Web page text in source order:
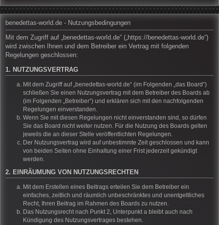
benedettas-world.de - Nutzungsbedingungen
Mit dem Zugriff auf „benedettas-world.de“ („https://benedettas-world.de“)
wird zwischen Ihnen und dem Betreiber ein Vertrag mit folgenden
Regelungen geschlossen:
1. NUTZUNGSVERTRAG
Mit dem Zugriff auf „benedettas-world.de“ (im Folgenden „das Board“)
schließen Sie einen Nutzungsvertrag mit dem Betreiber des Boards ab
(im Folgenden „Betreiber“) und erklären sich mit den nachfolgenden
Regelungen einverstanden.
Wenn Sie mit diesen Regelungen nicht einverstanden sind, so dürfen
Sie das Board nicht weiter nutzen. Für die Nutzung des Boards gelten
jeweils die an dieser Stelle veröffentlichten Regelungen.
Der Nutzungsvertrag wird auf unbestimmte Zeit geschlossen und kann
von beiden Seiten ohne Einhaltung einer Frist jederzeit gekündigt
werden.
2. EINRÄUMUNG VON NUTZUNGSRECHTEN
Mit dem Erstellen eines Beitrags erteilen Sie dem Betreiber ein
einfaches, zeitlich und räumlich unbeschränktes und unentgeltliches
Recht, Ihren Beitrag im Rahmen des Boards zu nutzen.
Das Nutzungsrecht nach Punkt 2, Unterpunkt a bleibt auch nach
Kündigung des Nutzungsvertrages bestehen.